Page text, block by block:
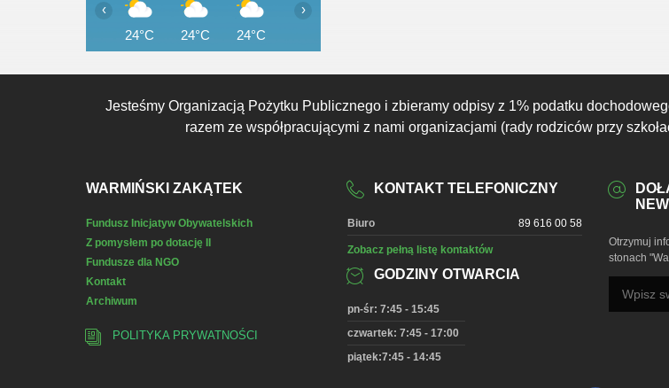
24°C 24°C 24°C
‹ ›
Jesteśmy Organizacją Pożytku Publicznego i zbieramy odpisy z 1% podatku
razem ze współpracującymi z nami organizacjami (rady rodziców przy
WARMIŃSKI ZAKĄTEK
Fundusz Inicjatyw Obywatelskich
Z pomysłem po dotację II
Fundusze dla NGO
Kontakt
Archiwum
POLITYKA PRYWATNOŚCI
KONTAKT TELEFONICZNY
Biuro 89 616 00 58
Zobacz pełną listę kontaktów
GODZINY OTWARCIA
pn-śr: 7:45 - 15:45
czwartek: 7:45 - 17:00
piątek:7:45 - 14:45
Otrzymuj
stonach